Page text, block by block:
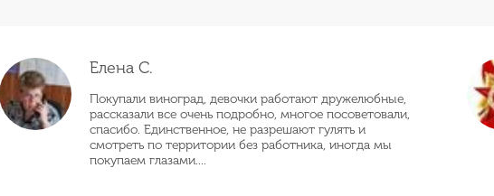
Елена С.
Покупали виноград, девочки работают дружелюбные,
рассказали все очень подробно, многое посоветовали,
спасибо. Единственное, не разрешают гулять и
смотреть по территории без работника, иногда мы
покупаем глазами....